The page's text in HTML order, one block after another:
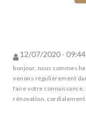
12/07/2020 - 09:44
bonjour, nous sommes
venons régulièrement
faire votre
rénovation.